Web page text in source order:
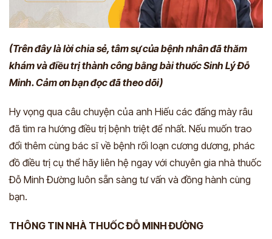
(Trên đây là lời chia sẻ, tâm sự của bệnh nhân đã thăm
khám và điều trị thành công bằng bài thuốc Sinh Lý Đỗ
Minh. Cảm ơn bạn đọc đã theo dõi)
Hy vọng qua câu chuyện của anh Hiếu các đấng mày râu
đã tìm ra hướng điều trị bệnh triệt để nhất. Nếu muốn trao
đổi thêm cùng bác sĩ về bệnh rối loạn cương dương, phác
đồ điều trị cụ thể hãy liên hệ ngay với chuyên gia nhà thuốc
Đỗ Minh Đường luôn sẵn sàng tư vấn và đồng hành cùng
bạn.
THÔNG TIN NHÀ THUỐC ĐỖ MINH ĐƯỜNG